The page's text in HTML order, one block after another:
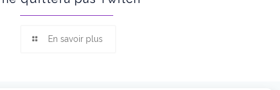
En savoir plus